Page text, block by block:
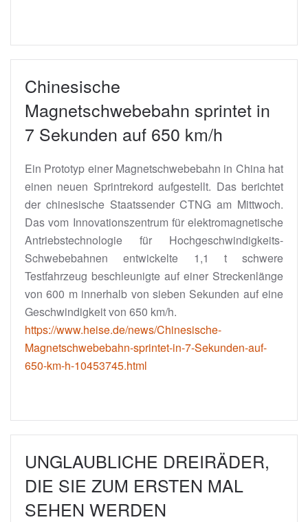
Chinesische
Magnetschwebebahn sprintet in
7 Sekunden auf 650 km/h
Ein Prototyp einer Magnetschwebebahn in China hat
einen neuen Sprintrekord aufgestellt. Das berichtet
der chinesische Staatssender CTNG am Mittwoch.
Das vom Innovationszentrum für elektromagnetische
Antriebstechnologie für Hochgeschwindigkeits-
Schwebebahnen entwickelte 1,1 t schwere
Testfahrzeug beschleunigte auf einer Streckenlänge
von 600 m innerhalb von sieben Sekunden auf eine
Geschwindigkeit von 650 km/h.
https://www.heise.de/news/Chinesische-
Magnetschwebebahn-sprintet-in-7-Sekunden-auf-
650-km-h-10453745.html
UNGLAUBLICHE DREIRÄDER,
DIE SIE ZUM ERSTEN MAL
SEHEN WERDEN